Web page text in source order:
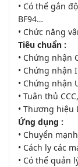
• Có thể gắn
BF94…
• Chức năng
Tiêu chuẩn :
• Chứng nhận
• Chứng nhận
• Chứng nhận
• Tuân thủ
• Thương hiệu
Ứng dụng :
• Chuyển
• Cách ly các
• Có thể quản